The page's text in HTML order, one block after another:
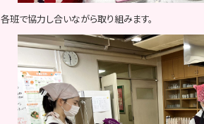
各班で協力し合いながら取り組みます。